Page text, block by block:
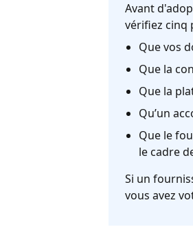
Avant
vérifiez cinq
Que vos
Que la
Que la
Qu’un
Que le
le cadre
Si un
vous avez